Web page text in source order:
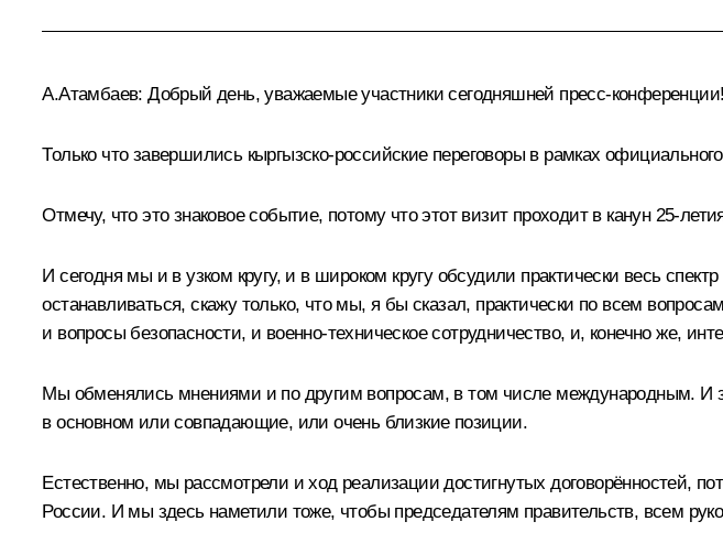
А.Атамбаев: Добрый день, уважаемые участники сегодняшней пресс-конференции!
Только что завершились кыргызско-российские переговоры в рамках
Отмечу, что это знаковое событие, потому что этот визит проходит в канун 25-
И сегодня мы и в узком кругу, и в широком кругу обсудили практически весь
останавливаться, скажу только, что мы, я бы сказал, практически по всем
и вопросы безопасности, и военно-техническое сотрудничество, и, конечно же,
Мы обменялись мнениями и по другим вопросам, в том числе международным. И
в основном или совпадающие, или очень близкие позиции.
Естественно, мы рассмотрели и ход реализации достигнутых договорённостей,
России. И мы здесь наметили тоже, чтобы председателям правительств, всем